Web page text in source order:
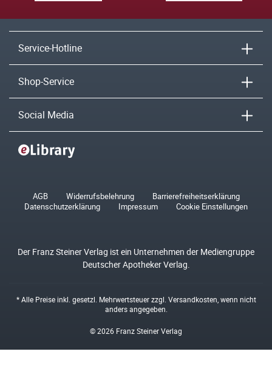
Service-Hotline
Shop-Service
Social Media
AGB Widerrufsbelehrung
Barrierefreiheitserklärung
Datenschutzerklärung
Impressum Cookie Einstellungen
Der Franz Steiner Verlag ist ein Unternehmen der Mediengruppe
Deutscher Apotheker Verlag.
* Alle Preise inkl. gesetzl. Mehrwertsteuer zzgl. Versandkosten , wenn nicht
anders angegeben.
© 2026 Franz Steiner Verlag